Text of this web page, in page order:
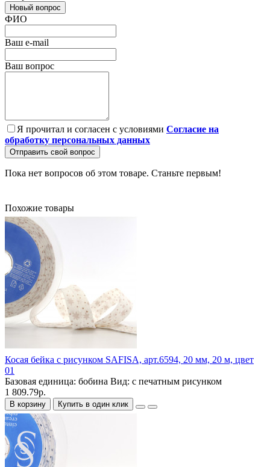
Новый вопрос
ФИО
Ваш e-mail
Ваш вопрос
Я прочитал и согласен с условиями Согласие на
обработку персональных данных
Отправить свой вопрос
Пока нет вопросов об этом товаре. Станьте первым!
Похожие товары
Косая бейка с рисунком SAFISA, арт.6594, 20 мм, 20 м, цвет
01
Базовая единица: бобина Вид: с печатным рисунком
1 809.79р.
В корзину Купить в один клик